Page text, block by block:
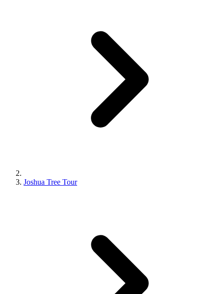
Joshua Tree Tour